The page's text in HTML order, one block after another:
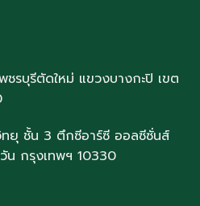
รบุรีตัดใหม่ แขวงบางกะปิ เขต
ยุ ชั้น 3 ตึกซีอาร์ซี ออลซีซั่นส์
น กรุงเทพฯ 10330